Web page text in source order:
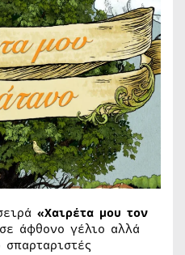
«Χαιρέτα μου τον
άφθονο γέλιο αλλά